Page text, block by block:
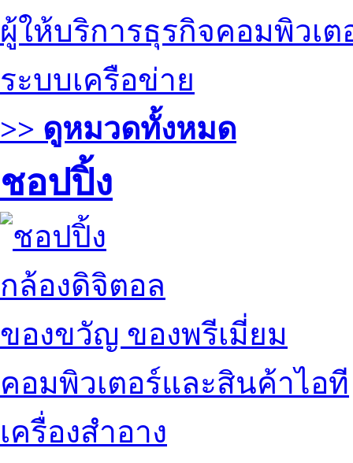
ผู้ให้บริการธุรกิจคอมพิวเต
ระบบเครือข่าย
>> ดูหมวดทั้งหมด
ชอปปิ้ง
กล้องดิจิตอล
ของขวัญ ของพรีเมี่ยม
คอมพิวเตอร์และสินค้าไอที
เครื่องสำอาง